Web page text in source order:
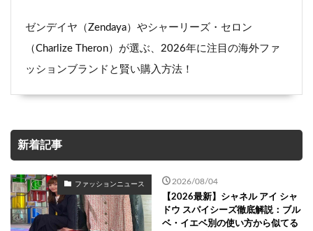
ゼンデイヤ（Zendaya）やシャーリーズ・セロン
（Charlize Theron）が選ぶ、2026年に注目の海外ファ
ッションブランドと賢い購入方法！
新着記事
ファッションニュース 2026/08/04
【2026最新】シャネル アイ シャ
ドウ スパイシーズ徹底解説：ブル
ベ・イエベ別の使い方から似てる